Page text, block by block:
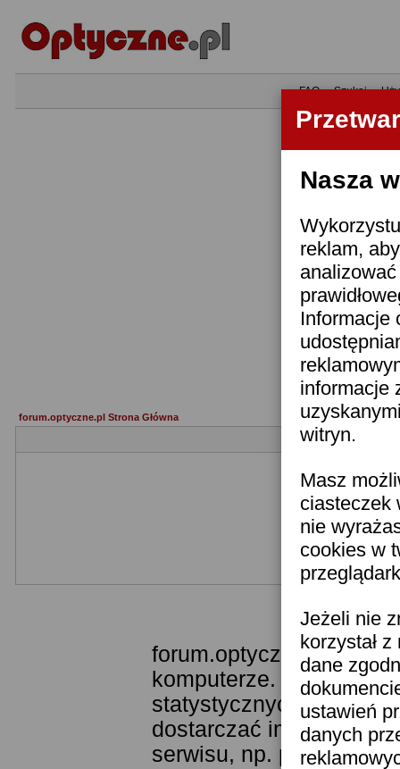
Nasza
reklam,
Informacje
informacje
witryn.
Masz
ciasteczek
nie
cookies w
Jeżeli nie
korzystał
dane
ustawień
danych
•FAQ•Szukaj•
forum.optyczne.pl Strona Główna
forum.optyczne.pl
komputerze.
statystycznych.
dostarczać im
serwisu, np. poprzez